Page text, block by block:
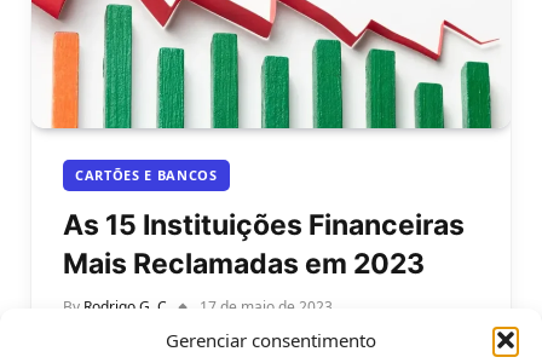
Gerenciar consentimento
CARTÕES E BANCOS
As 15 Instituições Financeiras
Mais Reclamadas em 2023
By Rodrigo G. C 17 de maio de 2023
As 15 Instituições Financeiras Mais Reclamadas